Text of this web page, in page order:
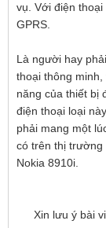
vụ. Với điện
GPRS.
Là người hay
thoại thông
năng của thiết bị
điện thoại loại
phải mang một
có trên thị trường
Nokia 8910i.
Xin lưu ý bài